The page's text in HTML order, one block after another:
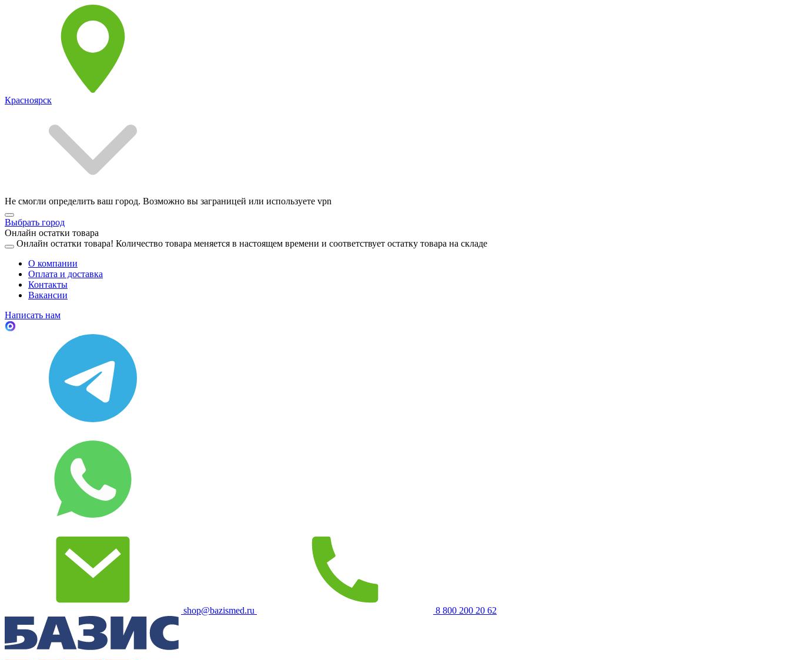
Красноярск
Не смогли определить ваш город. Возможно вы заграницей или используете vpn
Выбрать город
Онлайн остатки товара
Онлайн остатки товара! Количество товара меняется в настоящем времени и соответствует остатку товара на складе
О компании
Оплата и доставка
Контакты
Вакансии
Написать нам
shop@bazismed.ru 8 800 200 20 62